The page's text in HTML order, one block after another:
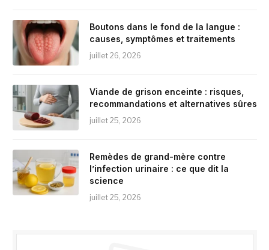
Boutons dans le fond de la langue :
causes, symptômes et traitements
juillet 26, 2026
Viande de grison enceinte : risques,
recommandations et alternatives sûres
juillet 25, 2026
Remèdes de grand-mère contre
l’infection urinaire : ce que dit la
science
juillet 25, 2026